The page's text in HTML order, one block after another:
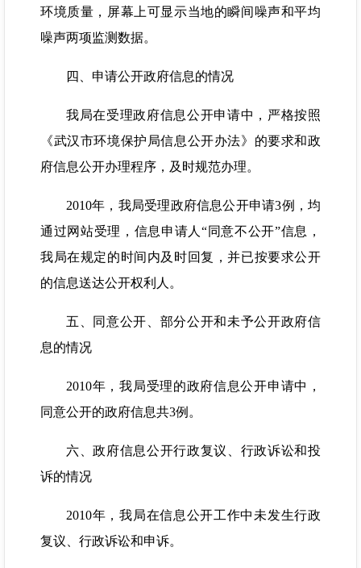
环境质量，屏幕上可显示当地的瞬间噪声和平均
噪声两项监测数据。
四、申请公开政府信息的情况
我局在受理政府信息公开申请中，严格按照
《武汉市环境保护局信息公开办法》的要求和政
府信息公开办理程序，及时规范办理。
2010年，我局受理政府信息公开申请3例，均
通过网站受理，信息申请人“同意不公开”信息，
我局在规定的时间内及时回复，并已按要求公开
的信息送达公开权利人。
五、同意公开、部分公开和未予公开政府信
息的情况
2010年，我局受理的政府信息公开申请中，
同意公开的政府信息共3例。
六、政府信息公开行政复议、行政诉讼和投
诉的情况
2010年，我局在信息公开工作中未发生行政
复议、行政诉讼和申诉。